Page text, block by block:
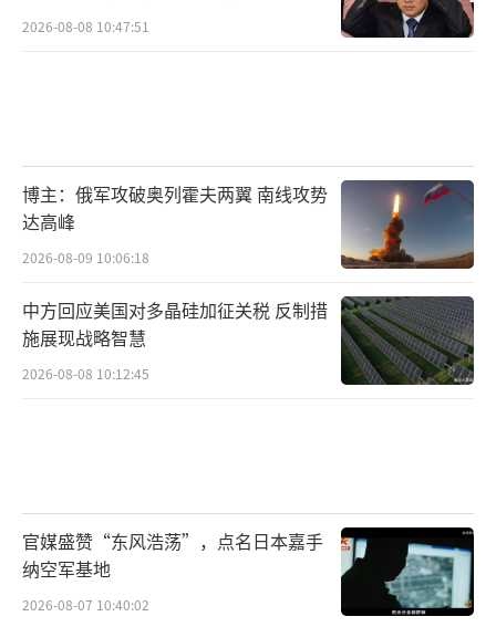
2026-08-08 10:47:51
博主：俄军攻破奥列霍夫两翼 南线攻势
达高峰
2026-08-09 10:06:18
中方回应美国对多晶硅加征关税 反制措
施展现战略智慧
2026-08-08 10:12:45
官媒盛赞“东风浩荡”，点名日本嘉手
纳空军基地
2026-08-07 10:40:02